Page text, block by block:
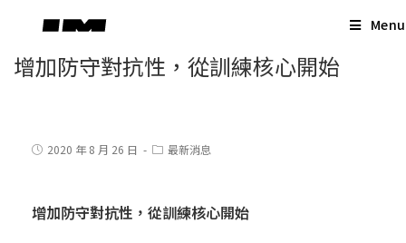
content
Menu
增加防守對抗性，從訓練核心開始
Post2020 年 8 月 26 日
Post最新消息
增加防守對抗性，從訓練核心開始